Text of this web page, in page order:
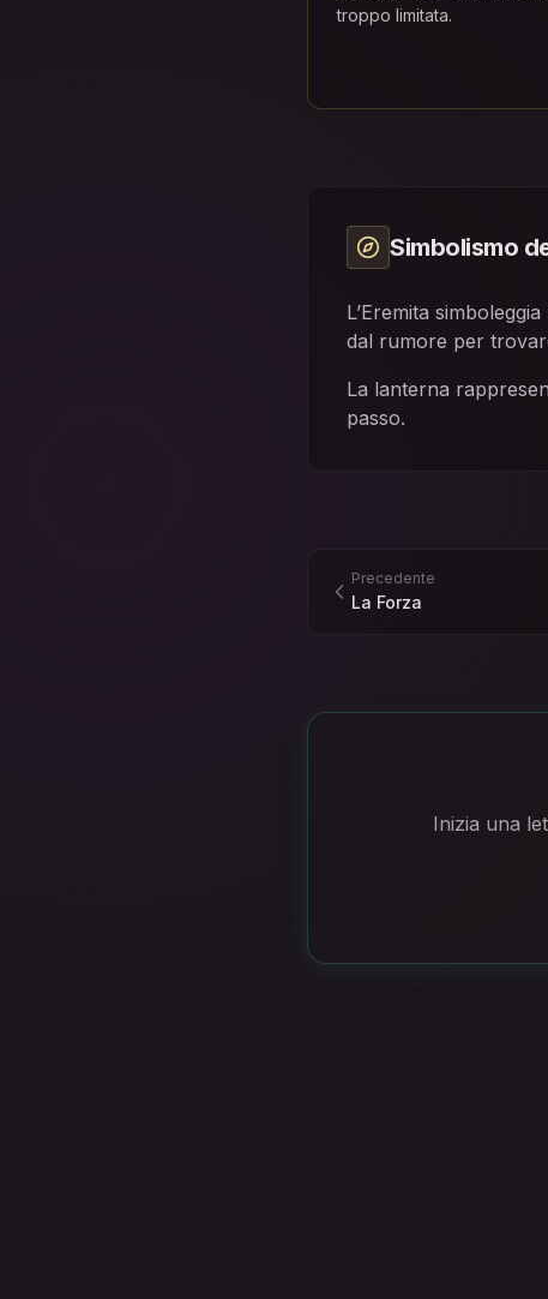
troppo limitata.
Simbolismo
L’Eremita
dal rumore per
La lanterna
passo.
Precedente
La Forza
Inizia una